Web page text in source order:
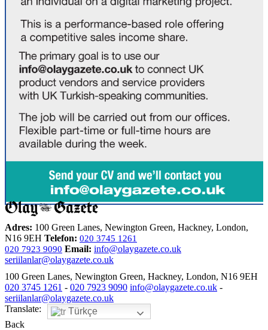
Adres: 100 Green Lanes, Newington Green, Hackney, London,
N16 9EH Telefon: 020 3745 1261
020 7923 9090 Email: info@olaygazete.co.uk
seriilanlar@olaygazete.co.uk
100 Green Lanes, Newington Green, Hackney, London, N16 9EH
020 3745 1261 - 020 7923 9090 info@olaygazete.co.uk -
seriilanlar@olaygazete.co.uk
Translate:
Türkçe
Back